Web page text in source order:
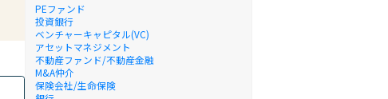
PEファンド
投資銀行
ベンチャーキャピタル(VC)
アセットマネジメント
不動産ファンド/不動産金融
M&A仲介
保険会社/生命保険